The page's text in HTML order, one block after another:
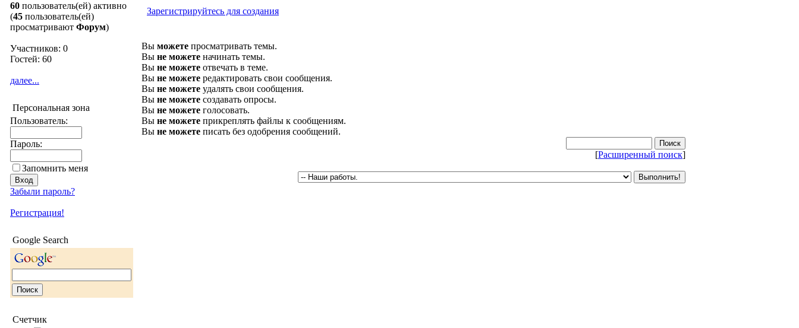
60 пользователь(ей) активно
(45 пользователь(ей)
просматривают Форум)
Участников: 0
Гостей: 60
далее...
Персональная зона
Пользователь:
Пароль:
Запомнить меня
Забыли пароль?
Регистрация!
Google Search
Счетчик
Зарегистрируйтесь для создания
Вы можете просматривать темы.
Вы не можете начинать темы.
Вы не можете отвечать в теме.
Вы не можете редактировать свои сообщения.
Вы не можете удалять свои сообщения.
Вы не можете создавать опросы.
Вы не можете голосовать.
Вы не можете прикреплять файлы к сообщениям.
Вы не можете писать без одобрения сообщений.
[Расширенный поиск]